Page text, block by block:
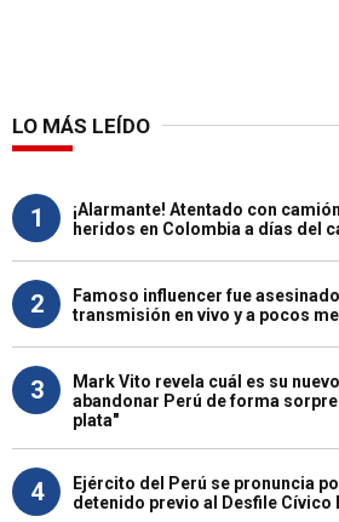
LO MÁS LEÍDO
1
¡Alarmante! Atentado con
heridos en Colombia a días del
2
Famoso influencer fue
transmisión en vivo y a pocos
3
Mark Vito revela cuál es su
abandonar Perú de forma
plata"
4
Ejército del Perú se pronuncia
detenido previo al Desfile Cívico